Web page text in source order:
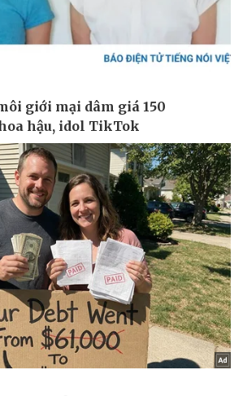
Xe máy
Tư vấn